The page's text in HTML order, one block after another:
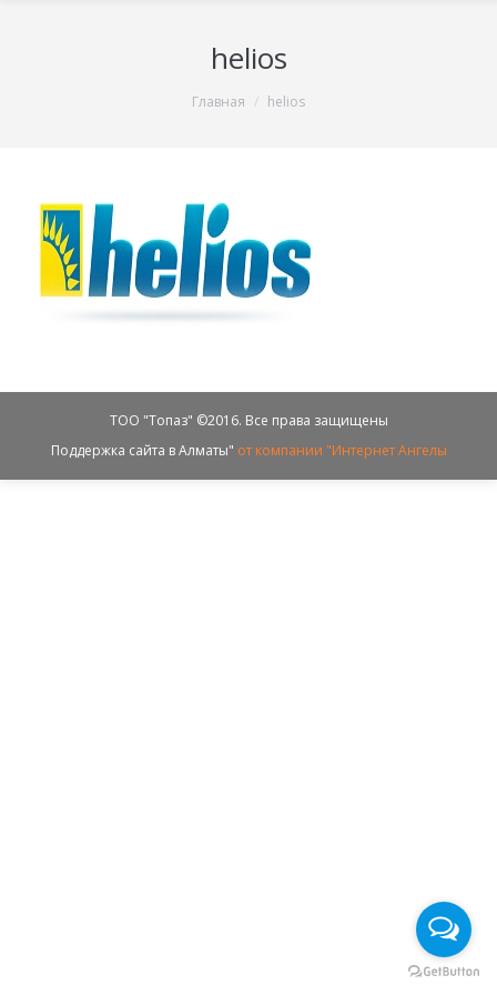
helios
Главная helios
ТОО "Топаз" ©2016. Все права защищены
Поддержка сайта в Алматы" от компании "Интернет Ангелы